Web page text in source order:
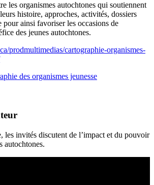
les organismes autochtones qui soutiennent
histoire, approches, activités, dossiers
pour ainsi favoriser les occasions de
des jeunes autochtones.
prodmultimedias/cartographie-organismes-
les invités discutent de l’impact et du pouvoir
autochtones.